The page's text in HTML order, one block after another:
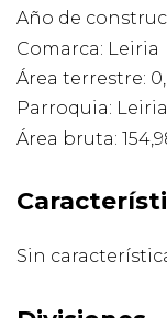
Año de
Comarca: Leiria
Área terrestre:
Parroquia:
Área bruta:
Sin